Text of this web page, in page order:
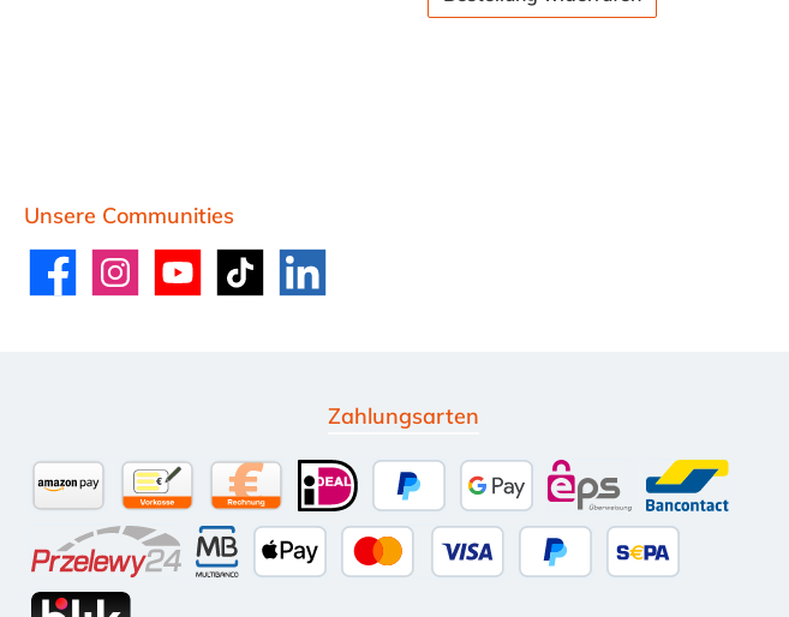
Unsere Communities
FacebookInstagramYouTube TikTok LinkedIn
Zahlungsarten
PayPal
Kauf auf Rechnung (10 Tage Netto)
iDEAL Google Payeps
Przelewy24
Amazon PayVorkasse per Überweisung